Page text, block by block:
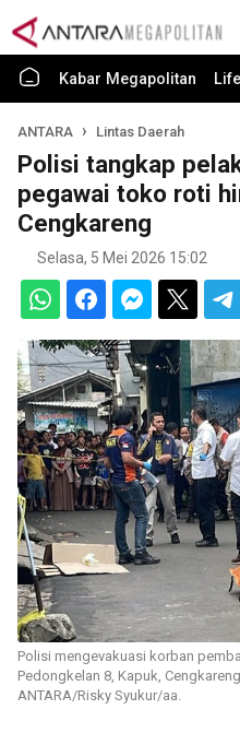
Kabar Megapolitan
ANTARA Lintas Daerah
Polisi tangkap
pegawai toko roti
Cengkareng
Selasa, 5 Mei 2026 15:02
Polisi mengevakuasi korban
Pedongkelan 8, Kapuk,
ANTARA/Risky Syukur/aa.